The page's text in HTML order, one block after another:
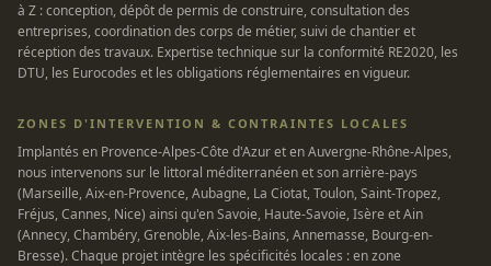
à Z : conception, dépôt de permis de construire, consultation des
entreprises, coordination des corps de métier, suivi de chantier et
réception des travaux. Expertise technique sur la conformité RE2020, les
DTU, les Eurocodes et les obligations réglementaires en vigueur.
ZONES D'INTERVENTION & CONTRAINTES LOCALES
Implantés en Provence-Alpes-Côte d'Azur et en Auvergne-Rhône-Alpes,
nous intervenons sur le littoral méditerranéen et son arrière-pays
(Marseille, Aix-en-Provence, Aubagne, La Ciotat, Toulon, Saint-Tropez,
Fréjus, Cannes, Nice) ainsi qu'en Savoie, Haute-Savoie, Isère et Ain
(Annecy, Chambéry, Grenoble, Aix-les-Bains, Annemasse, Bourg-en-
Bresse). Chaque projet intègre les spécificités locales : en zone